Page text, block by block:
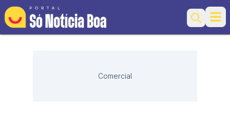
Search
Comercial